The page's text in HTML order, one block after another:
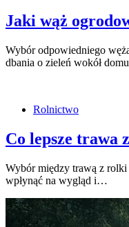
Jaki wąż
Wybór odpowiedniego
dbania o zieleń wokół
Rolnictwo
Co lepsze trawa
Wybór między trawą z rolki
wpłynąć na wygląd i…